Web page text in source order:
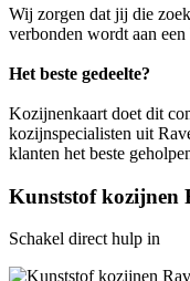
Wij zorgen dat jij die
verbonden wordt aan
Het beste gedeelte?
Kozijnenkaart doet dit
kozijnspecialisten uit
klanten het beste
Kunststof kozijnen
Schakel direct hulp in